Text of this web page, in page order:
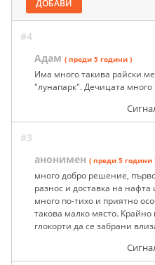
ДОБАВИ
#4
Адам ( преди 5 години )
Има много такива райски
"лунапарк". Дечицата много
#3
анонимен ( преди 5 години
много добро решение,
разнос и доставка на
много по-тихо и приятно
такова малко място. Крайно
глокорти да се забрани